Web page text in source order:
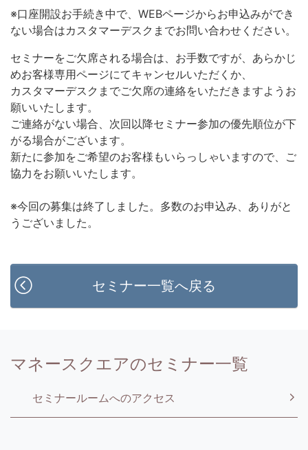
※口座開設お手続き中で、WEBページからお申込みができ
ない場合はカスタマーデスクまでお問い合わせください。
セミナーをご欠席される場合は、お手数ですが、あらかじ
めお客様専用ページにてキャンセルいただくか、
カスタマーデスクまでご欠席の連絡をいただきますようお
願いいたします。
ご連絡がない場合、次回以降セミナー参加の優先順位が下
がる場合がございます。
新たに参加をご希望のお客様もいらっしゃいますので、ご
協力をお願いいたします。
※今回の募集は終了しました。多数のお申込み、ありがと
うございました。
セミナー一覧へ戻る
マネースクエアのセミナー一覧
セミナールームへのアクセス